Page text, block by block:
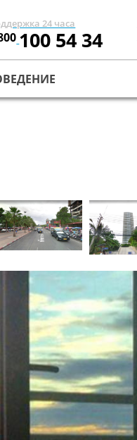
24 часа
100 54 34